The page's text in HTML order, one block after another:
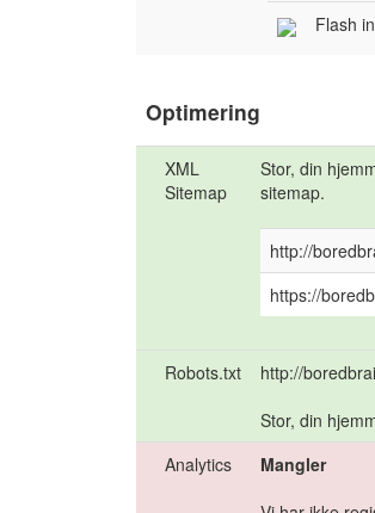
Flash
Optimering
XML
Sitemap
Stor, din
sitemap.
http://
https://
Robots.txt
http://
Stor, din
Analytics
Mangler